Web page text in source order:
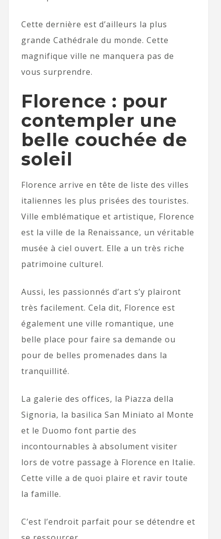
Cette dernière est d’ailleurs la plus
grande Cathédrale du monde. Cette
magnifique ville ne manquera pas de
vous surprendre.
Florence : pour
contempler une
belle couchée de
soleil
Florence arrive en tête de liste des villes
italiennes les plus prisées des touristes.
Ville emblématique et artistique, Florence
est la ville de la Renaissance, un véritable
musée à ciel ouvert. Elle a un très riche
patrimoine culturel.
Aussi, les passionnés d’art s’y plairont
très facilement. Cela dit, Florence est
également une ville romantique, une
belle place pour faire sa demande ou
pour de belles promenades dans la
tranquillité.
La galerie des offices, la Piazza della
Signoria, la basilica San Miniato al Monte
et le Duomo font partie des
incontournables à absolument visiter
lors de votre passage à Florence en Italie.
Cette ville a de quoi plaire et ravir toute
la famille.
C’est l’endroit parfait pour se détendre et